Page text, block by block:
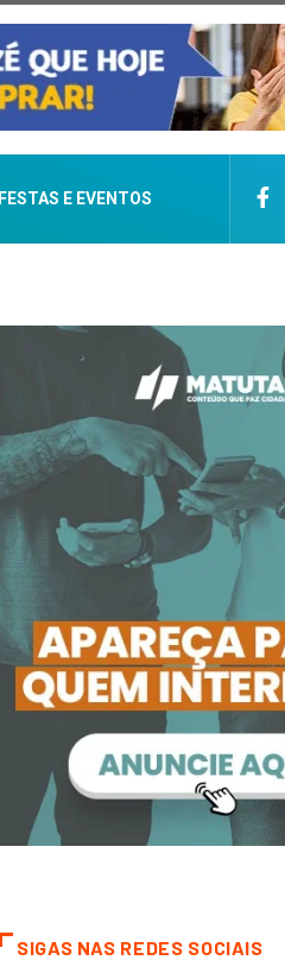
FESTAS E EVENTOS
SIGAS NAS REDES SOCIAIS